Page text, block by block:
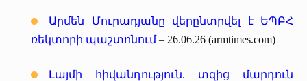
Արմեն Մուրադյանը վերընտրվել է ԵՊԲՀ
ռեկտորի պաշտոնում– 26.06.26 (armtimes.com)
Լայմի հիվանդություն. տզից մարդուն